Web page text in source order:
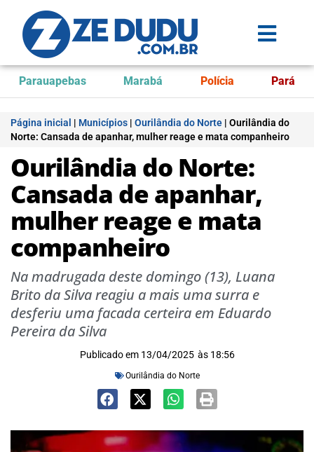
Parauapebas Marabá Polícia Pará
Página inicial | Municípios | Ourilândia do Norte | Ourilândia do
Norte: Cansada de apanhar, mulher reage e mata companheiro
Ourilândia do Norte:
Cansada de apanhar,
mulher reage e mata
companheiro
Na madrugada deste domingo (13), Luana
Brito da Silva reagiu a mais uma surra e
desferiu uma facada certeira em Eduardo
Pereira da Silva
Publicado em 13/04/2025 às 18:56
Ourilândia do Norte